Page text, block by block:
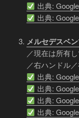
出典:
出典:
メルセデスベ
／現在は所有
／右ハンドル
出典:
出典:
出典:
出典: